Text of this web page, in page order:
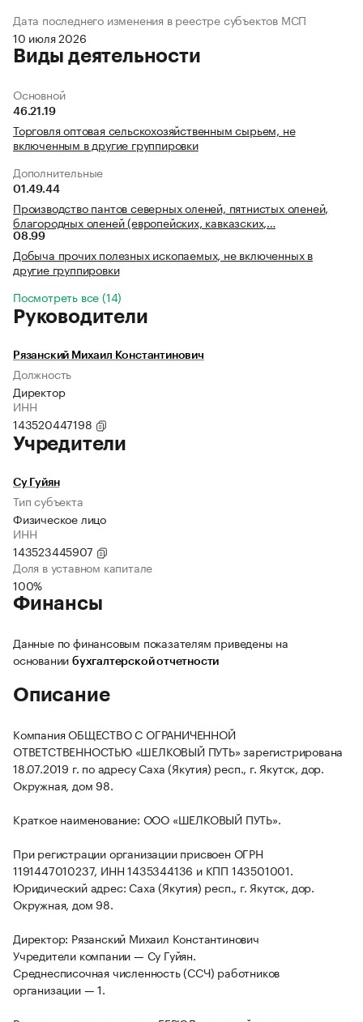
Дата последнего изменения в реестре субъектов МСП
10 июля 2026
Виды деятельности
Основной
46.21.19
Торговля оптовая сельскохозяйственным сырьем, не
включенным в другие группировки
Дополнительные
01.49.44
Производство пантов северных оленей, пятнистых оленей,
благородных оленей (европейских, кавказских,…
08.99
Добыча прочих полезных ископаемых, не включенных в
другие группировки
Посмотреть все (14)
Руководители
Рязанский Михаил Константинович
Должность
Директор
ИНН
143520447198
Учредители
Су Гуйян
Тип субъекта
Физическое лицо
ИНН
143523445907
Доля в уставном капитале
100%
Финансы
Данные по финансовым показателям приведены на
основании бухгалтерской отчетности
Описание
Компания ОБЩЕСТВО С ОГРАНИЧЕННОЙ
ОТВЕТСТВЕННОСТЬЮ «ШЕЛКОВЫЙ ПУТЬ» зарегистрирована
18.07.2019 г. по адресу Саха (Якутия) респ., г. Якутск, дор.
Окружная, дом 98.
Краткое наименование: ООО «ШЕЛКОВЫЙ ПУТЬ».
При регистрации организации присвоен ОГРН
1191447010237, ИНН 1435344136 и КПП 143501001.
Юридический адрес: Саха (Якутия) респ., г. Якутск, дор.
Окружная, дом 98.
Директор: Рязанский Михаил Константинович
Учредители компании — Су Гуйян.
Среднесписочная численность (ССЧ) работников
организации — 1.